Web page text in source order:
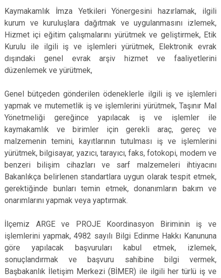
Kaymakamlık İmza Yetkileri Yönergesini hazırlamak, ilgili
kurum ve kuruluşlara dağıtmak ve uygulanmasını izlemek,
Hizmet içi eğitim çalışmalarını yürütmek ve geliştirmek, Etik
Kurulu ile ilgili iş ve işlemleri yürütmek, Elektronik evrak
dışındaki genel evrak arşiv hizmet ve faaliyetlerini
düzenlemek ve yürütmek,
Genel bütçeden gönderilen ödeneklerle ilgili iş ve işlemleri
yapmak ve mutemetlik iş ve işlemlerini yürütmek, Taşınır Mal
Yönetmeliği gereğince yapılacak iş ve işlemler ile
kaymakamlık ve birimler için gerekli araç, gereç ve
malzemenin temini, kayıtlarının tutulması iş ve işlemlerini
yürütmek, bilgisayar, yazıcı, tarayıcı, faks, fotokopi, modem ve
benzeri bilişim cihazları ve sarf malzemeleri ihtiyacını
Bakanlıkça belirlenen standartlara uygun olarak tespit etmek,
gerektiğinde bunları temin etmek, donanımların bakım ve
onarımlarını yapmak veya yaptırmak.
İlçemiz ARGE ve PROJE Koordinasyon Biriminin iş ve
işlemlerini yapmak, 4982 sayılı Bilgi Edinme Hakkı Kanununa
göre yapılacak başvuruları kabul etmek, izlemek,
sonuçlandırmak ve başvuru sahibine bilgi vermek,
Başbakanlık İletişim Merkezi (BİMER) ile ilgili her türlü iş ve